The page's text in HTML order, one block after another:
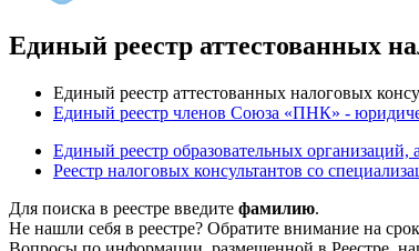
Единый реестр аттестованных
Единый реестр аттестованных налоговых
Единый реестр членов Союза «ПНК» -
Единый реестр образовательных
Реестр налоговых консультантов со
Для поиска в реестре введите фамилию.
Не нашли себя в реестре? Обратите внимание на